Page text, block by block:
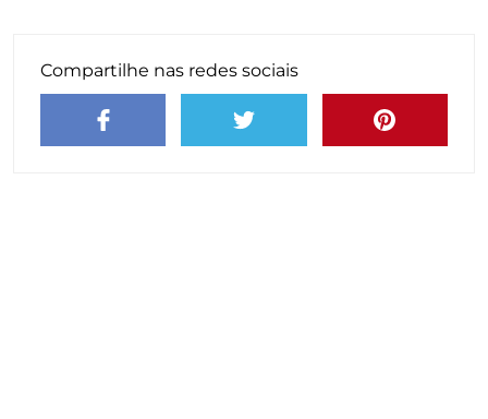
Compartilhe nas redes sociais